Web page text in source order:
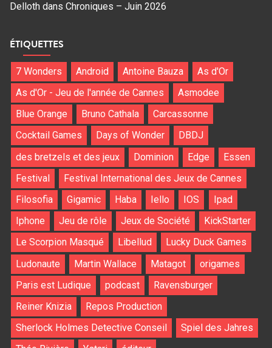
Delloth dans Chroniques – Juin 2026
ÉTIQUETTES
7 Wonders Android Antoine Bauza
As d'Or
As d'Or - Jeu de l'année de Cannes
Asmodee
Blue Orange
Bruno Cathala
Carcassonne
Cocktail Games
Days of Wonder
DBDJ
des bretzels et des jeux
Dominion Edge
Essen
Festival
Festival International des Jeux de Cannes
Filosofia
Gigamic Haba Iello IOS
Ipad
Iphone
Jeu de rôle Jeux de Société
KickStarter
Le Scorpion Masqué
Libellud
Lucky Duck Games
Ludonaute
Martin Wallace Matagot
origames
Paris est Ludique
podcast
Ravensburger
Reiner Knizia
Repos Production
Sherlock Holmes Detective Conseil
Spiel des Jahres